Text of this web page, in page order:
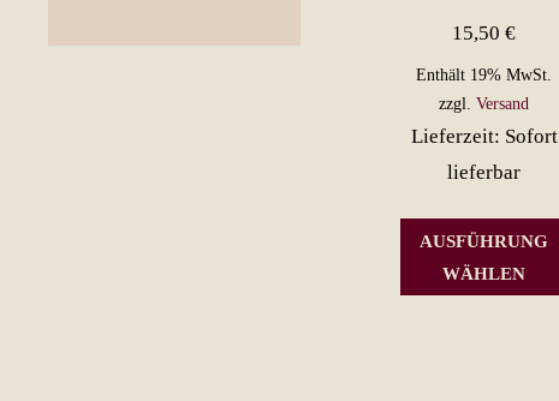
15,50€
Enthält 19% MwSt.
zzgl.Versand
Lieferzeit: Sofort
lieferbar
AUSFÜHRUNG
WÄHLEN